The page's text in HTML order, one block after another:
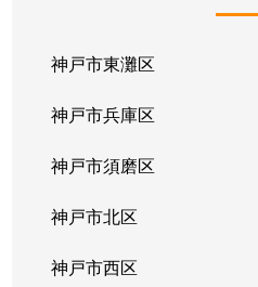
神戸市東灘区
神戸市兵庫区
神戸市須磨区
神戸市北区
神戸市西区